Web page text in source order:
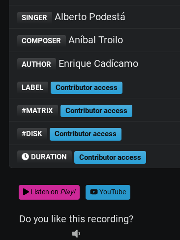
SINGER Alberto Podestá
COMPOSER Aníbal Troilo
AUTHOR Enrique Cadícamo
LABEL Contributor access
#MATRIX Contributor access
#DISK Contributor access
DURATION Contributor access
Listen on Play! YouTube
Do you like this recording?